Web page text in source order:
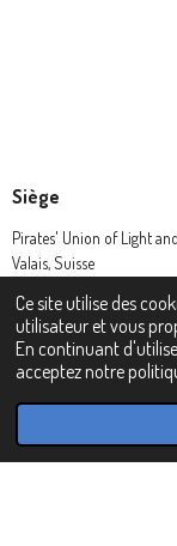
Ce site utilise des
utilisateur et vous
En continuant
acceptez notre
Siège
Pirates' Union of Light
Valais, Suisse
© 2024 Pirates' Union of
amour (P.U.L.L.)